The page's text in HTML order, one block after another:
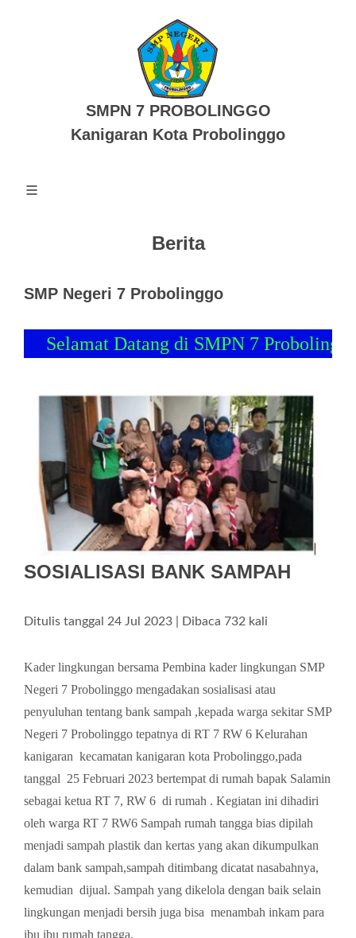
SMPN 7 PROBOLINGGO
Kanigaran Kota Probolinggo
Berita
SMP Negeri 7 Probolinggo
Selamat Datang di SMPN 7 Probolinggo
SOSIALISASI BANK SAMPAH
Ditulis tanggal 24 Jul 2023 | Dibaca 732 kali
Kader lingkungan bersama Pembina kader lingkungan SMP
Negeri 7 Probolinggo mengadakan sosialisasi atau
penyuluhan tentang bank sampah ,kepada warga sekitar SMP
Negeri 7 Probolinggo tepatnya di RT 7 RW 6 Kelurahan
kanigaran kecamatan kanigaran kota Probolinggo,pada
tanggal 25 Februari 2023 bertempat di rumah bapak Salamin
sebagai ketua RT 7, RW 6 di rumah . Kegiatan ini dihadiri
oleh warga RT 7 RW6 Sampah rumah tangga bias dipilah
menjadi sampah plastik dan kertas yang akan dikumpulkan
dalam bank sampah,sampah ditimbang dicatat nasabahnya,
kemudian dijual. Sampah yang dikelola dengan baik selain
lingkungan menjadi bersih juga bisa menambah inkam para
ibu ibu rumah tangga.